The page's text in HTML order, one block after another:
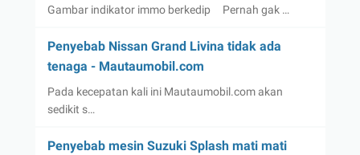
Gambar indikator immo berkedip Pernah gak …
Penyebab Nissan Grand Livina tidak ada
tenaga - Mautaumobil.com
Pada kecepatan kali ini Mautaumobil.com akan
sedikit s…
Penyebab mesin Suzuki Splash mati mati